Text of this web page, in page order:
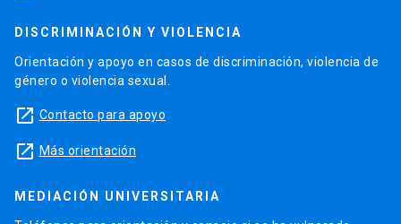
DISCRIMINACIÓN Y VIOLENCIA
Orientación y apoyo en casos de discriminación, violencia de
género o violencia sexual.
launch Contacto para apoyo
launch Más orientación
MEDIACIÓN UNIVERSITARIA